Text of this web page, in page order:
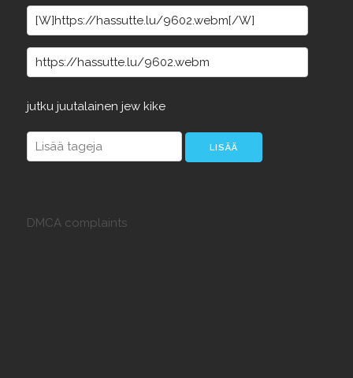
jutku juutalainen jew kike
DMCA complaints